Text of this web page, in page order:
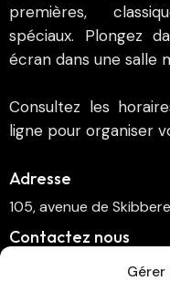
premières,
spéciaux. Plongez
écran dans une salle
Consultez les
ligne pour organiser
Adresse
105, avenue de
Contactez nous